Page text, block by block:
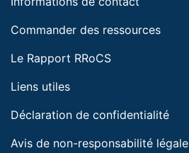
Commander des ressources
Le Rapport RRoCS
Liens utiles
Déclaration de confidentialité
Avis de non-responsabilité légale